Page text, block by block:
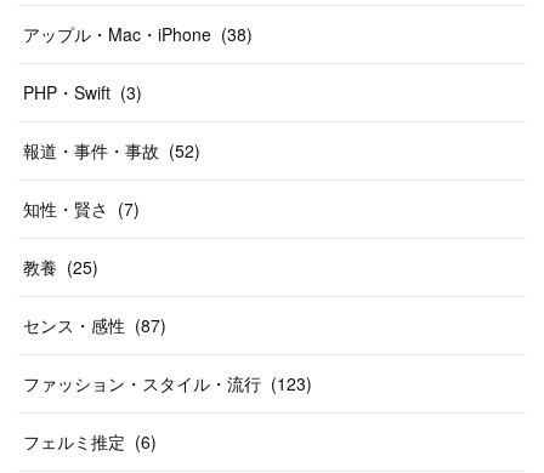
アップル・Mac・iPhone (38)
PHP・Swift (3)
報道・事件・事故 (52)
知性・賢さ (7)
教養 (25)
センス・感性 (87)
ファッション・スタイル・流行 (123)
フェルミ推定 (6)